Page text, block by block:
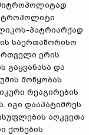
მიტროპოლიტად
პატრიარქად
საერთაშორისო
ერის
გაყვანასა და
მოწყობას
რეაგირების
იგი დააპატიმრეს
აღკვეთა
ქონების